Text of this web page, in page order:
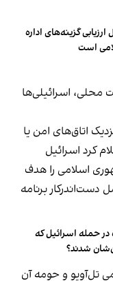
گزینه‌های اداره
است
خرداد به وقت محلی، اسرائیلی‌ها
اتاق‌های امن یا
کرد اسرائیل
اسلامی را هدف
دست‌اندرکار برنامه
حمله اسرائیل که
شدند؟
تل‌آویو و حومه آن